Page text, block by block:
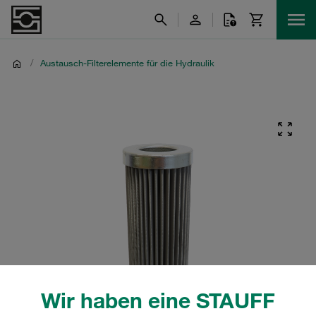
Wir haben eine STAUFF
/ Austausch-Filterelemente für die Hydraulik